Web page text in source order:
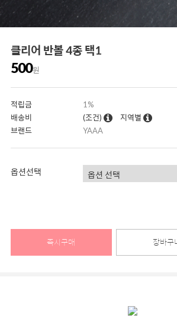
클리어 반볼 4종 택1
500원
적립금
1%
배송비
(조건)
지역별
브랜드
YAAA
옵션선택
즉시구매 장바구